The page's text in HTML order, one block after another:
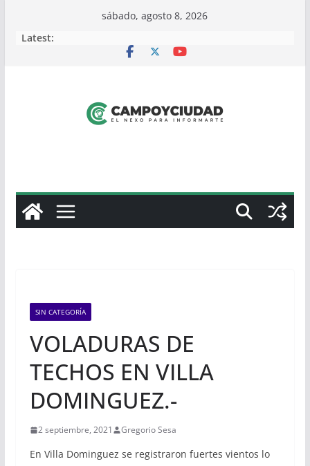
sábado, agosto 8, 2026
Latest:
SIN CATEGORÍA
VOLADURAS DE
TECHOS EN VILLA
DOMINGUEZ.-
2 septiembre, 2021 Gregorio Sesa
En Villa Dominguez se registraron fuertes vientos lo